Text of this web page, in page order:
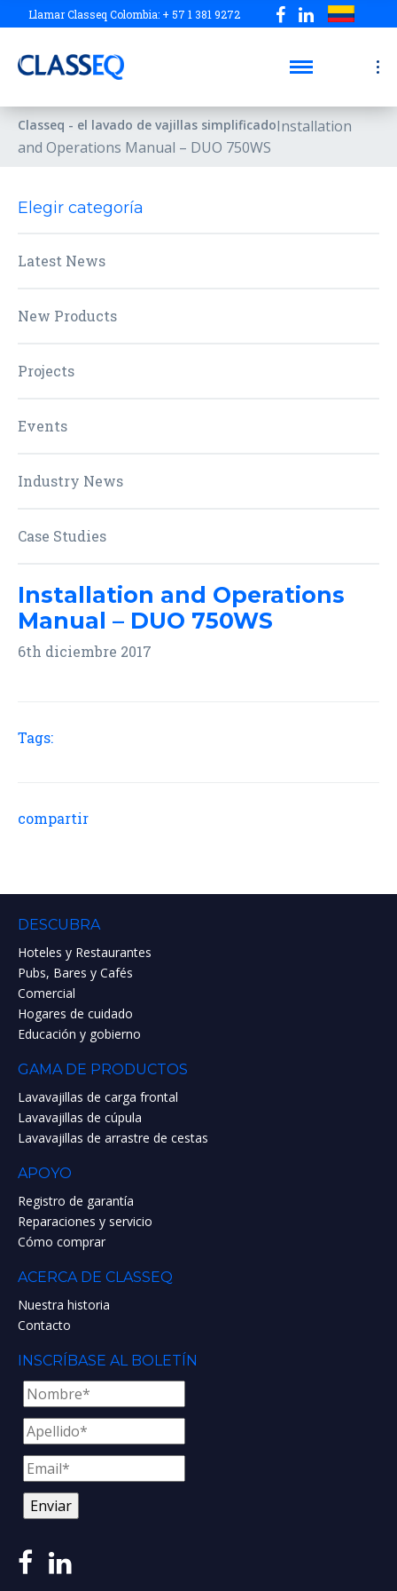
Llamar Classeq Colombia: + 57 1 381 9272
Classeq - el lavado de vajillas simplificadoInstallation
and Operations Manual – DUO 750WS
Elegir categoría
Latest News
New Products
Projects
Events
Industry News
Case Studies
Installation and Operations
Manual – DUO 750WS
6th diciembre 2017
Tags:
compartir
DESCUBRA
Hoteles y Restaurantes
Pubs, Bares y Cafés
Comercial
Hogares de cuidado
Educación y gobierno
GAMA DE PRODUCTOS
Lavavajillas de carga frontal
Lavavajillas de cúpula
Lavavajillas de arrastre de cestas
APOYO
Registro de garantía
Reparaciones y servicio
Cómo comprar
ACERCA DE CLASSEQ
Nuestra historia
Contacto
INSCRÍBASE AL BOLETÍN